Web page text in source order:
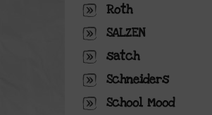
Roth
SALZEN
satch
Schneiders
School Mood